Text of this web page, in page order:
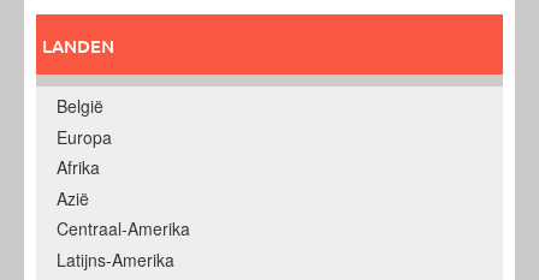
LANDEN
België
Europa
Afrika
Azië
Centraal-Amerika
Latijns-Amerika